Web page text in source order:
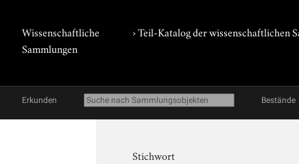
Wissenschaftliche
Sammlungen
› Teil-Katalog der wissenschaftlichen
Erkunden Bestände
Stichwort